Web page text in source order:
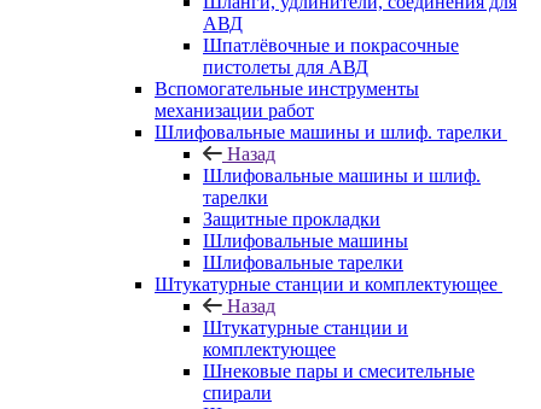
АВД
Шпатлёвочные и покрасочные
пистолеты для АВД
Вспомогательные инструменты
механизации работ
Шлифовальные машины и шлиф. тарелки
Назад
Шлифовальные машины и шлиф.
тарелки
Защитные прокладки
Шлифовальные машины
Шлифовальные тарелки
Штукатурные станции и комплектующее
Назад
Штукатурные станции и
комплектующее
Шнековые пары и смесительные
спирали